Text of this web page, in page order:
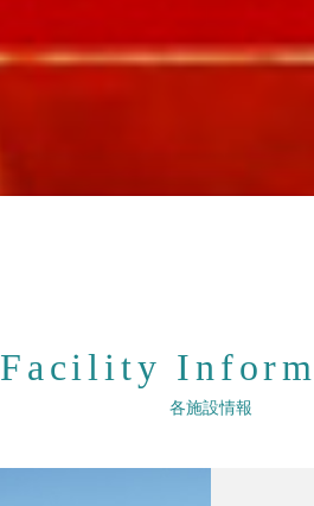
Facility
各施設情報